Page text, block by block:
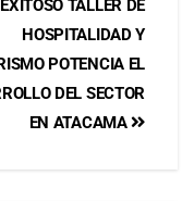
EXITOSO TALLER DE
HOSPITALIDAD Y
POTENCIA EL
DEL SECTOR
EN ATACAMA